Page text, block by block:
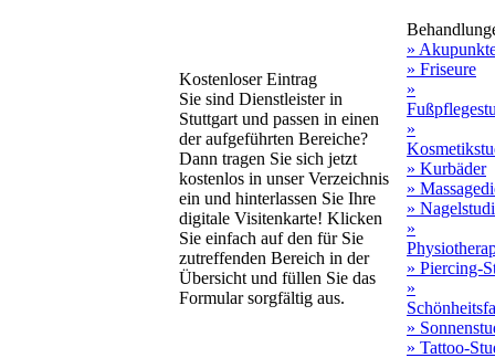
Kostenloser Eintrag
Sie sind Dienstleister in
Stuttgart und passen in einen
der aufgeführten Bereiche?
Dann tragen Sie sich jetzt
kostenlos in unser Verzeichnis
ein und hinterlassen Sie Ihre
digitale Visitenkarte! Klicken
Sie einfach auf den für Sie
zutreffenden Bereich in der
Übersicht und füllen Sie das
Formular sorgfältig aus.
»
» Friseure
»
»
» Kurbäder
»
»
»
» Piercing-
»
»
» Tattoo-